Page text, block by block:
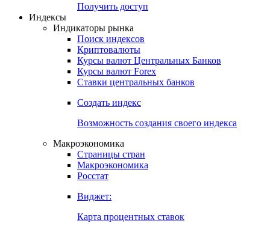
Получить доступ
Индексы
Индикаторы рынка
Поиск индексов
Криптовалюты
Курсы валют Центральных Банков
Курсы валют Forex
Ставки центральных банков
Создать индекс
Возможность создания своего индекса
Макроэкономика
Страницы стран
Макроэкономика
Росстат
Виджет:
Карта процентных ставок